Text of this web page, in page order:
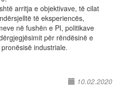
arritja e objektivave, të cilat
të eksperiencës,
në fushën e PI, politikave
për rëndësinë e
industriale.
10.02.2020